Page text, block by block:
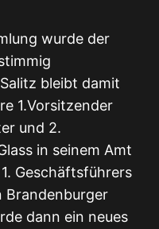
wurde der
bleibt damit
1.Vorsitzender
und 2.
in seinem Amt
Geschäftsführers
Brandenburger
dann ein neues